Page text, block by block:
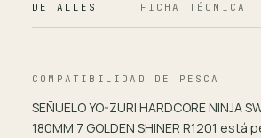
DETALLES FICHA TÉCNICA
COMPATIBILIDAD DE PESCA
SEÑUELO YO-ZURI HARDCORE NINJA
180MM 7 GOLDEN SHINER R1201 está